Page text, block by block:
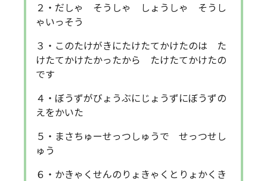
２・だしゃ そうしゃ しょうしゃ そうし
ゃいっそう
３・このたけがきにたけたてかけたのは た
けたてかけたかったから たけたてかけたの
です
４・ぼうずがびょうぶにじょうずにぼうずの
えをかいた
５・まさちゅーせっつしゅうで せっつせし
ゅう
６・かきゃくせんのりょきゃくとりょかくき